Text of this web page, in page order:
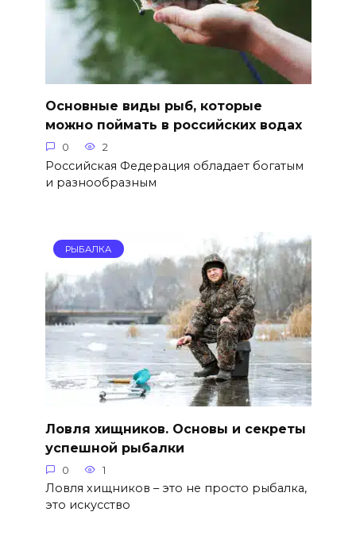
Основные виды рыб, которые
можно поймать в российских водах
0 2
Российская Федерация обладает богатым
и разнообразным
РЫБАЛКА
Ловля хищников. Основы и секреты
успешной рыбалки
0 1
Ловля хищников – это не просто рыбалка,
это искусство